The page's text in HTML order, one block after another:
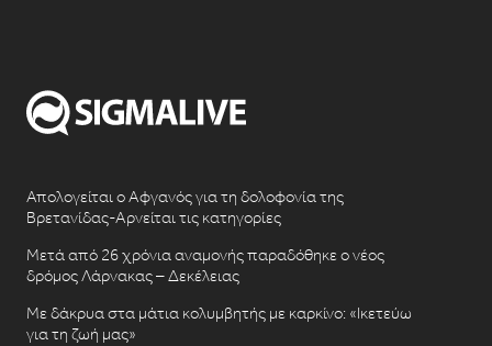
Απολογείται ο Αφγανός για τη δολοφονία της
Βρετανίδας-Αρνείται τις κατηγορίες
Μετά από 26 χρόνια αναμονής παραδόθηκε ο νέος
δρόμος Λάρνακας – Δεκέλειας
Με δάκρυα στα μάτια κολυμβητής με καρκίνο: «Ικετεύω
για τη ζωή μας»